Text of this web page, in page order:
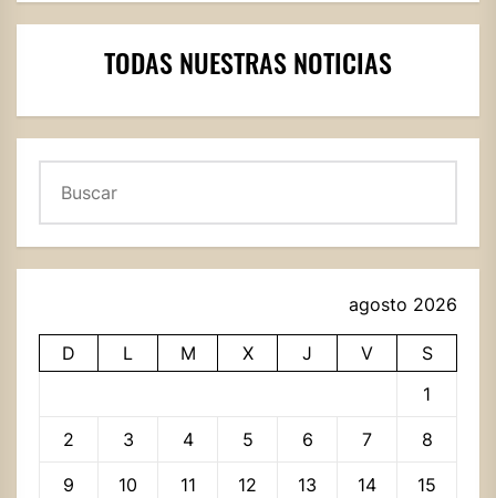
TODAS NUESTRAS NOTICIAS
agosto 2026
D L M X J V
S
1
2 3 4 5 6 7 8
9 10 11 12 13 14 15